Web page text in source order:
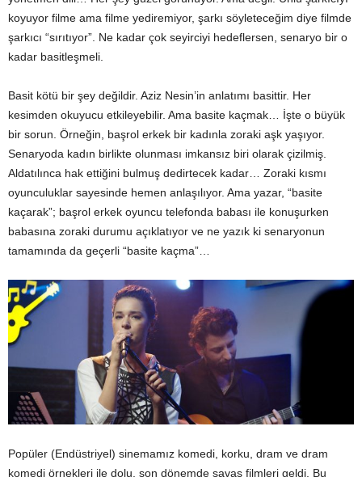
koyuyor filme ama filme yediremiyor, şarkı söyleteceğim diye filmde
şarkıcı “sırıtıyor”. Ne kadar çok seyirciyi hedeflersen, senaryo bir o
kadar basitleşmeli.
Basit kötü bir şey değildir. Aziz Nesin’in anlatımı basittir. Her
kesimden okuyucu etkileyebilir. Ama basite kaçmak… İşte o büyük
bir sorun. Örneğin, başrol erkek bir kadınla zoraki aşk yaşıyor.
Senaryoda kadın birlikte olunması imkansız biri olarak çizilmiş.
Aldatılınca hak ettiğini bulmuş dedirtecek kadar… Zoraki kısmı
oyunculuklar sayesinde hemen anlaşılıyor. Ama yazar, “basite
kaçarak”; başrol erkek oyuncu telefonda babası ile konuşurken
babasına zoraki durumu açıklatıyor ve ne yazık ki senaryonun
tamamında da geçerli “basite kaçma”…
Popüler (Endüstriyel) sinemamız komedi, korku, dram ve dram
komedi örnekleri ile dolu, son dönemde savaş filmleri geldi. Bu